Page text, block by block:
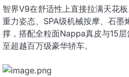
智界V9在舒适性上直接拉满天花
重力姿态、SPA级机械按摩、石墨
撑，搭配全粒面Nappa真皮与15
至超越百万级豪华轿车。